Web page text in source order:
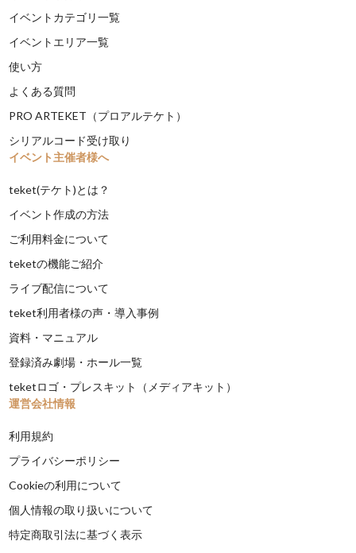
イベントカテゴリ一覧
イベントエリア一覧
使い方
よくある質問
PRO ARTEKET（プロアルテケト）
シリアルコード受け取り
イベント主催者様へ
teket(テケト)とは？
イベント作成の方法
ご利用料金について
teketの機能ご紹介
ライブ配信について
teket利用者様の声・導入事例
資料・マニュアル
登録済み劇場・ホール一覧
teketロゴ・プレスキット（メディアキット）
運営会社情報
利用規約
プライバシーポリシー
Cookieの利用について
個人情報の取り扱いについて
特定商取引法に基づく表示